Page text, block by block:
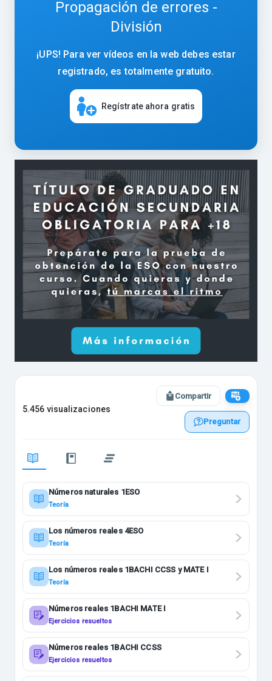
Propagación de errores -
División
¡UPS! Para ver vídeos en la web debes estar
registrado, es totalmente gratuito.
Regístrate ahora gratis
5.456 visualizaciones
Compartir
Preguntar
Números naturales 1ESO
Teoría
Los números reales 4ESO
Teoría
Los números reales 1BACHI CCSS y MATE I
Teoría
Números reales 1BACHI MATE I
Ejercicios resueltos
Números reales 1BACHI CCSS
Ejercicios resueltos